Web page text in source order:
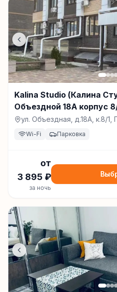
Kalina Studio (Калина
Объездной 18А корпус
ул. Объездная, д.18А, к.8/1,
Wi-Fi Парковка
от
3 895 ₽
за ночь